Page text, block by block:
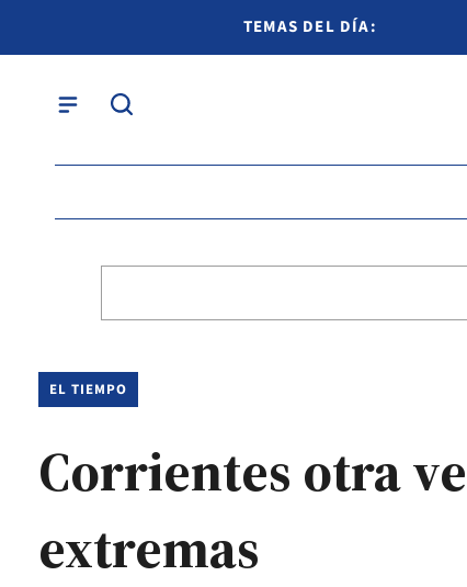
TEMAS DEL DÍA:
EL TIEMPO
Corrientes otra
extremas